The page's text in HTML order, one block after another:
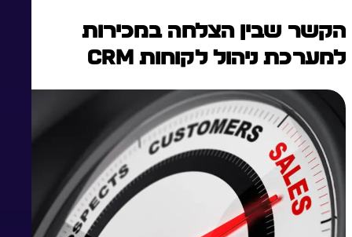
הקשר שבין הצלחה במכירות
למערכת ניהול לקוחות CRM